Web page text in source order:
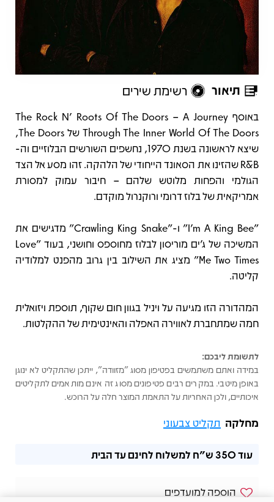
תיאור רשימת שירים
תיאור
באוסף The Rock N' Roots Of The Doors – A Journey
Through The Inner World Of The Doors של The Doors,
שיצא לראשונה בשנת 1970, נחשפים השורשים הבלוזיים וה-
R&B שהזינו את הסאונד הייחודי של הלהקה. זהו מסע אל הצד
הגולמי והפחות מלוטש שלהם – חיבור עמוק למסורת
אמריקאית של בלוז דרומי ורוקנרול מוקדם.
"I'm A King Bee" ו-"Crawling King Snake" מדגישים את
המשיכה של ג'ים מוריסון לבלוז מחוספס וחושני, בעוד "Love
Me Two Times" מציג את השילוב בין גרוב מהפנט למלודיה
קליטה.
המהדורה הזו מגיעה על ויניל בגוון חום שקוף, תוספת ויזואלית
חמה שמתחברת לאווירה האפלה והאינטימית של ההקלטות.
לתשומת ליבכם:
במידה ואתם משתמשים בפטיפון מסוג "מזוודה", ייתכן שהתקליט לא ינוגן
באופן מיטבי. במקרים רבים פטיפונים מסוג זה אינם מותאמים לתקליטים
איכותיים, ולכן האחריות על התאמת המוצר חלה על הרוכש.
מחלקה תקליט צבעוני
עוד350 ש"ח למשלוח לחינם עד הבית
הוספה למועדפים